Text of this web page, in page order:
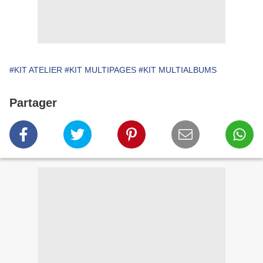
#KIT ATELIER #KIT MULTIPAGES #KIT MULTIALBUMS
Partager